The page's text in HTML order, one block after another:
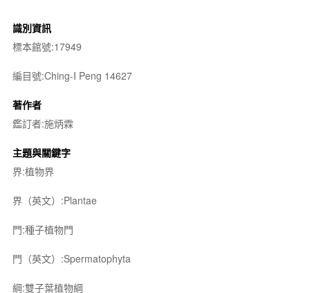
識別資訊
標本館號:17949
編目號:Ching-I Peng 14627
著作者
鑑訂者:施炳霖
主題與關鍵字
界:植物界
界（英文）:Plantae
門:種子植物門
門（英文）:Spermatophyta
綱:雙子葉植物綱